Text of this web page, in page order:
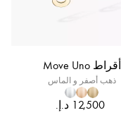
أقراط Move Uno
ذهب أصفر و الماس